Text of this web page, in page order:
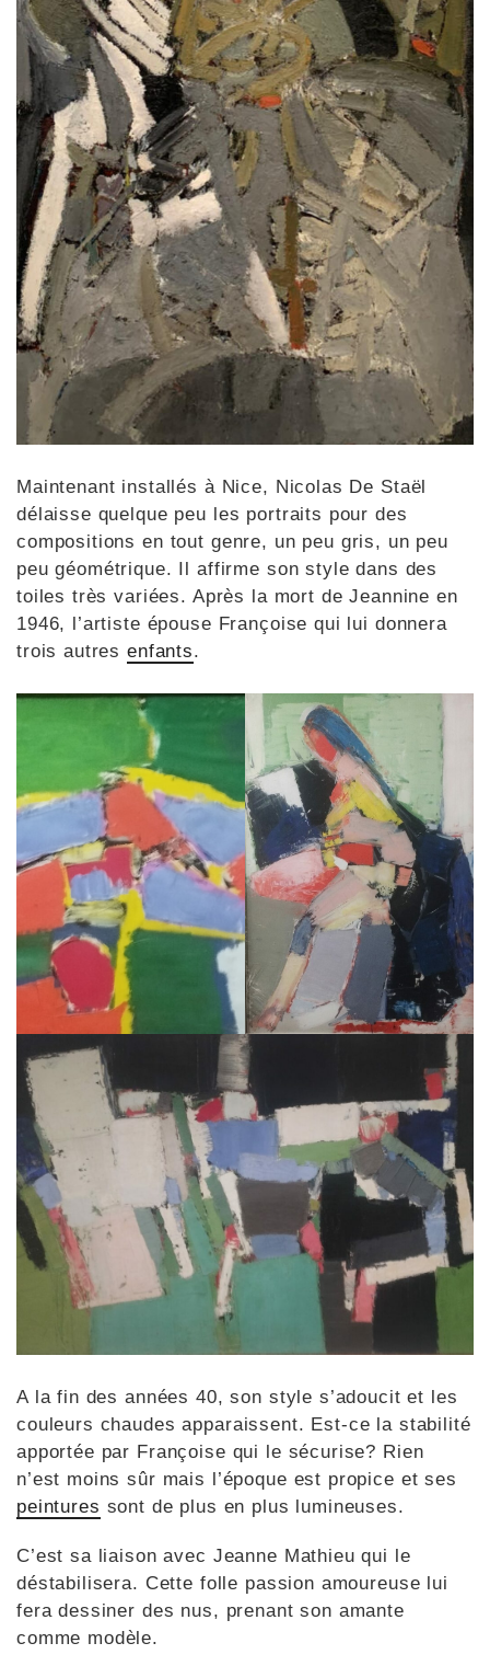
Maintenant installés à Nice, Nicolas De Staël
délaisse quelque peu les portraits pour des
compositions en tout genre, un peu gris, un peu
peu géométrique. Il affirme son style dans des
toiles très variées. Après la mort de Jeannine en
1946, l’artiste épouse Françoise qui lui donnera
trois autresenfants.
A la fin des années 40, son style s’adoucit et les
couleurs chaudes apparaissent. Est-ce la stabilité
apportée par Françoise qui le sécurise? Rien
n’est moins sûr mais l’époque est propice et ses
peintures sont de plus en plus lumineuses.
C’est sa liaison avec Jeanne Mathieu qui le
déstabilisera. Cette folle passion amoureuse lui
fera dessiner des nus, prenant son amante
comme modèle.